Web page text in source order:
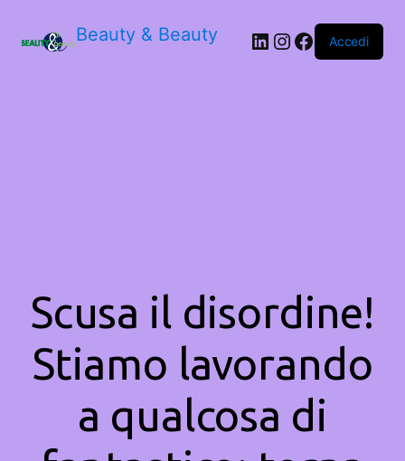
Beauty & Beauty LinkedIn
Instagram
Facebook
Accedi
Scusa il disordine!
Stiamo lavorando
a qualcosa di